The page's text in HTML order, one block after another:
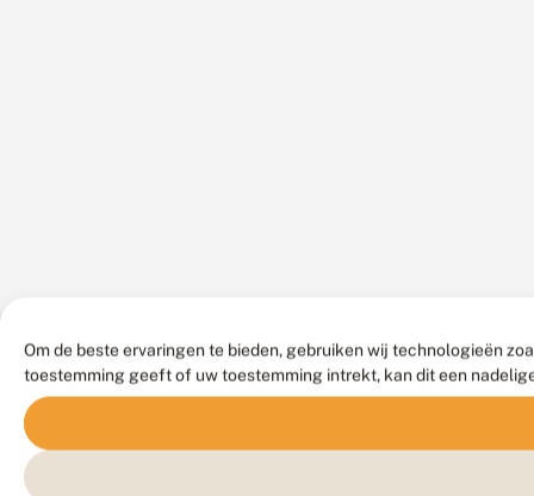
Om de beste ervaringen te bieden, gebruiken wij technologieën
toestemming geeft of uw toestemming intrekt, kan dit een